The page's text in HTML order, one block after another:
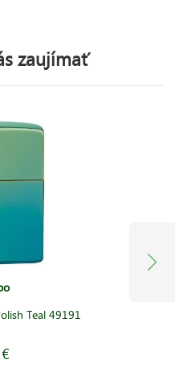
zaujímať
Teal 49191